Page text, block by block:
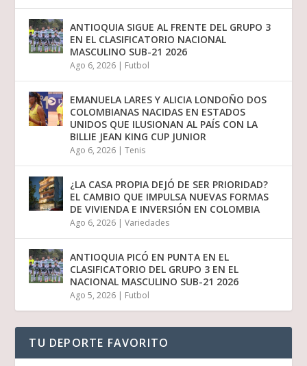
ANTIOQUIA SIGUE AL FRENTE DEL GRUPO 3
EN EL CLASIFICATORIO NACIONAL
MASCULINO SUB-21 2026
Ago 6, 2026 | Futbol
EMANUELA LARES Y ALICIA LONDOÑO DOS
COLOMBIANAS NACIDAS EN ESTADOS
UNIDOS QUE ILUSIONAN AL PAÍS CON LA
BILLIE JEAN KING CUP JUNIOR
Ago 6, 2026 |Tenis
¿LA CASA PROPIA DEJÓ DE SER PRIORIDAD?
EL CAMBIO QUE IMPULSA NUEVAS FORMAS
DE VIVIENDA E INVERSIÓN EN COLOMBIA
Ago 6, 2026 |Variedades
ANTIOQUIA PICÓ EN PUNTA EN EL
CLASIFICATORIO DEL GRUPO 3 EN EL
NACIONAL MASCULINO SUB-21 2026
Ago 5, 2026 | Futbol
TU DEPORTE FAVORITO